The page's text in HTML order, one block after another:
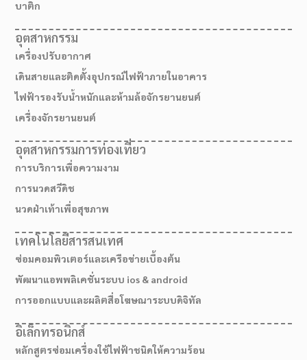
บาติก
อุตสาหกรรม
เครื่องปรับอากาศ
เดินสายและติดตั้งอุปกรณ์ไฟฟ้าภายในอาคาร
ไฟฟ้ารองรับน้ำหนักและห้ามล้อจักรยานยนต์
เครื่องจักรยานยนต์
อุตสาหกรรมการท่องเที่ยว
การบริการเพื่อความงาม
การนวดสวีดิช
นวดฝ่าเท้าเพื่อสุขภาพ
เทคโนโลยีสารสนเทศ
ซ่อมคอมพิวเตอร์และเครือข่ายเบื้องต้น
พัฒนาแอพพลิเคชั่นระบบ ios & android
การออกแบบและผลิตสื่อโฆษณาระบบดิจิทัล
อิเล็กทรอนิกส์
หลักสูตรซ่อมเครื่องใช้ไฟฟ้าชนิดให้ความร้อน